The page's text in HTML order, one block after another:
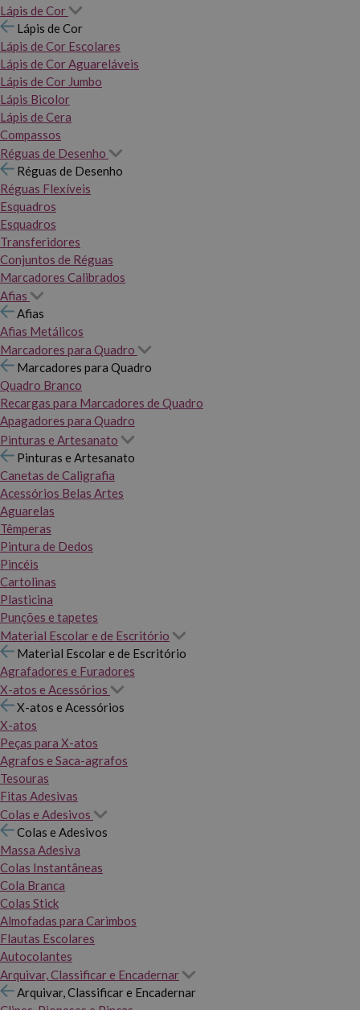
Lápis de Cor
Lápis de Cor
Lápis de Cor Escolares
Lápis de Cor Aguareláveis
Lápis de Cor Jumbo
Lápis Bicolor
Lápis de Cera
Compassos
Réguas de Desenho
Réguas de Desenho
Réguas Flexíveis
Esquadros
Esquadros
Transferidores
Conjuntos de Réguas
Marcadores Calibrados
Afias
Afias
Afias Metálicos
Marcadores para Quadro
Marcadores para Quadro
Quadro Branco
Recargas para Marcadores de Quadro
Apagadores para Quadro
Pinturas e Artesanato
Pinturas e Artesanato
Canetas de Caligrafia
Acessórios Belas Artes
Aguarelas
Têmperas
Pintura de Dedos
Pincéis
Cartolinas
Plasticina
Punções e tapetes
Material Escolar e de Escritório
Material Escolar e de Escritório
Agrafadores e Furadores
X-atos e Acessórios
X-atos e Acessórios
X-atos
Peças para X-atos
Agrafos e Saca-agrafos
Tesouras
Fitas Adesivas
Colas e Adesivos
Colas e Adesivos
Massa Adesiva
Colas Instantâneas
Cola Branca
Colas Stick
Almofadas para Carimbos
Flautas Escolares
Autocolantes
Arquivar, Classificar e Encadernar
Arquivar, Classificar e Encadernar